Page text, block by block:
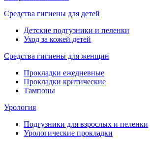
Средства гигиены для детей
Детские подгузники и пеленки
Уход за кожей детей
Средства гигиены для женщин
Прокладки ежедневные
Прокладки критические
Тампоны
Урология
Подгузники для взрослых и пеленки
Урологические прокладки